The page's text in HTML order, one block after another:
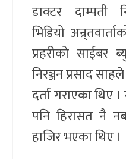
डाक्टर दाम्पती
भिडियो
प्रहरीको साईबर
निरञ्जन प्रसाद
दर्ता गराएका थिए ।
पनि हिरासत नै
हाजिर भएका थिए ।